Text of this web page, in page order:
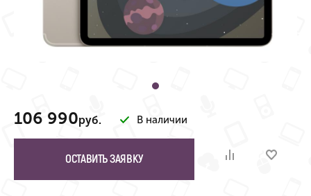
106 990руб. В наличии
ОСТАВИТЬ ЗАЯВКУ